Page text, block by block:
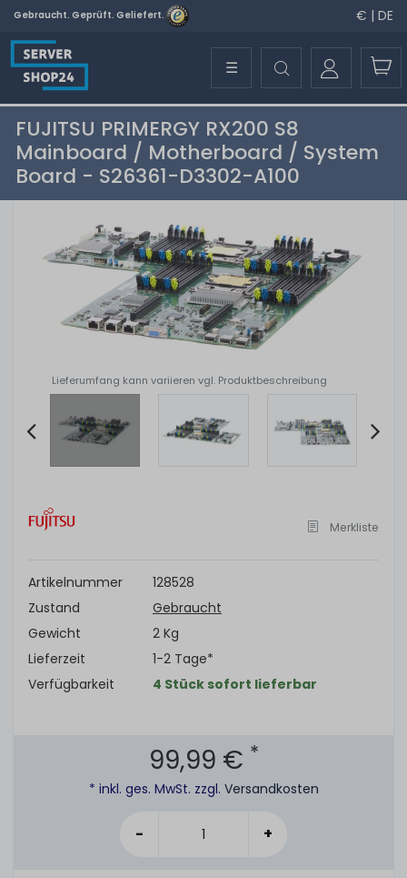
Gebraucht. Geprüft. Geliefert. € | DE
☰
FUJITSU PRIMERGY RX200 S8
Mainboard / Motherboard / System
Board - S26361-D3302-A100
Lieferumfang kann variieren vgl. Produktbeschreibung
of
6
Merkliste
Artikelnummer
128528
Zustand
Gebraucht
Gewicht
2 Kg
Lieferzeit
1-2 Tage*
Verfügbarkeit
4 Stück sofort lieferbar
99,99 € *
* inkl. ges. MwSt. zzgl. Versandkosten
- +